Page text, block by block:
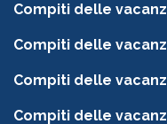
Compiti delle
Compiti delle
Compiti delle
Compiti delle